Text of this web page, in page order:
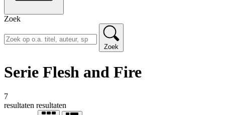
Zoek
Zoek
Serie Flesh and Fire
7
resultaten resultaten